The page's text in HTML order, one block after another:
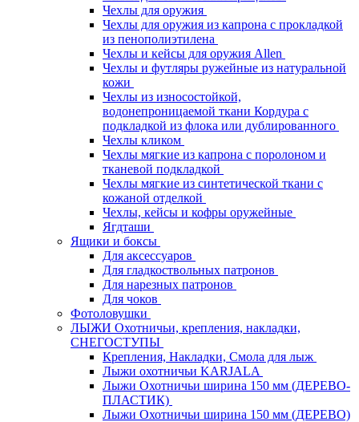
Чехлы для оружия
Чехлы для оружия из капрона с прокладкой
из пенополиэтилена
Чехлы и кейсы для оружия Allen
Чехлы и футляры ружейные из натуральной
кожи
Чехлы из износостойкой,
водонепроницаемой ткани Кордура с
подкладкой из флока или дублированного
Чехлы кликом
Чехлы мягкие из капрона с поролоном и
тканевой подкладкой
Чехлы мягкие из синтетической ткани с
кожаной отделкой
Чехлы, кейсы и кофры оружейные
Ягдташи
Ящики и боксы
Для аксессуаров
Для гладкоствольных патронов
Для нарезных патронов
Для чоков
Фотоловушки
ЛЫЖИ Охотничьи, крепления, накладки,
СНЕГОСТУПЫ
Крепления, Накладки, Смола для лыж
Лыжи охотничьи KARJALA
Лыжи Охотничьи ширина 150 мм (ДЕРЕВО-
ПЛАСТИК)
Лыжи Охотничьи ширина 150 мм (ДЕРЕВО)